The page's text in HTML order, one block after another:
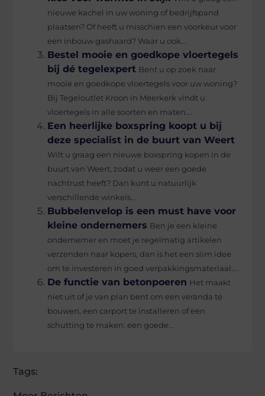
nieuwe kachel in uw woning of bedrijfspand
plaatsen? Of heeft u misschien een voorkeur voor
een inbouw gashaard? Waar u ook...
Bestel mooie en goedkope vloertegels
bij dé tegelexpert Bent u op zoek naar
mooie en goedkope vloertegels voor uw woning?
Bij Tegeloutlet Kroon in Meerkerk vindt u
vloertegels in alle soorten en maten....
Een heerlijke boxspring koopt u bij
deze specialist in de buurt van Weert
Wilt u graag een nieuwe boxspring kopen in de
buurt van Weert, zodat u weer een goede
nachtrust heeft? Dan kunt u natuurlijk
verschillende winkels...
Bubbelenvelop is een must have voor
kleine ondernemers Ben je een kleine
ondernemer en moet je regelmatig artikelen
verzenden naar kopers, dan is het een slim idee
om te investeren in goed verpakkingsmateriaal....
De functie van betonpoeren Het maakt
niet uit of je van plan bent om een veranda te
bouwen, een carport te installeren of een
schutting te maken: een goede...
Tags: